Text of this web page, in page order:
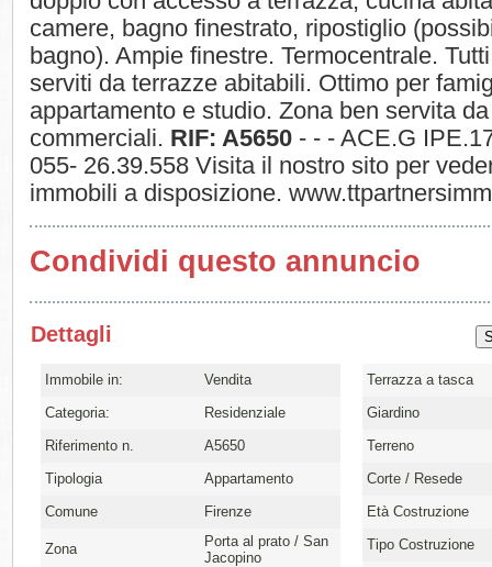
camere, bagno finestrato, ripostiglio
bagno). Ampie finestre. Termocentrale.
serviti da terrazze abitabili. Ottimo per
appartamento e studio. Zona ben servita
commerciali. RIF: A5650 - - - ACE.G
055- 26.39.558 Visita il nostro sito per
immobili a disposizione.
Condividi questo annuncio
Dettagli
Immobile in:
Vendita
Categoria:
Residenziale
Riferimento n.
A5650
Tipologia
Appartamento
Comune
Firenze
Zona
Porta al prato / San
Jacopino
Terrazza a tasca
Giardino
Terreno
Corte / Resede
Età Costruzione
Tipo Costruzione